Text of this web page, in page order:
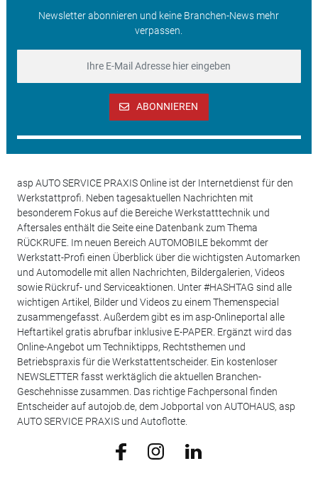
Newsletter abonnieren und keine Branchen-News mehr
verpassen.
ABONNIEREN
asp AUTO SERVICE PRAXIS Online ist der Internetdienst für den
Werkstattprofi. Neben tagesaktuellen Nachrichten mit
besonderem Fokus auf die Bereiche Werkstatttechnik und
Aftersales enthält die Seite eine Datenbank zum Thema
RÜCKRUFE. Im neuen Bereich AUTOMOBILE bekommt der
Werkstatt-Profi einen Überblick über die wichtigsten Automarken
und Automodelle mit allen Nachrichten, Bildergalerien, Videos
sowie Rückruf- und Serviceaktionen. Unter #HASHTAG sind alle
wichtigen Artikel, Bilder und Videos zu einem Themenspecial
zusammengefasst. Außerdem gibt es im asp-Onlineportal alle
Heftartikel gratis abrufbar inklusive E-PAPER. Ergänzt wird das
Online-Angebot um Techniktipps, Rechtsthemen und
Betriebspraxis für die Werkstattentscheider. Ein kostenloser
NEWSLETTER fasst werktäglich die aktuellen Branchen-
Geschehnisse zusammen. Das richtige Fachpersonal finden
Entscheider auf autojob.de, dem Jobportal von AUTOHAUS, asp
AUTO SERVICE PRAXIS und Autoflotte.